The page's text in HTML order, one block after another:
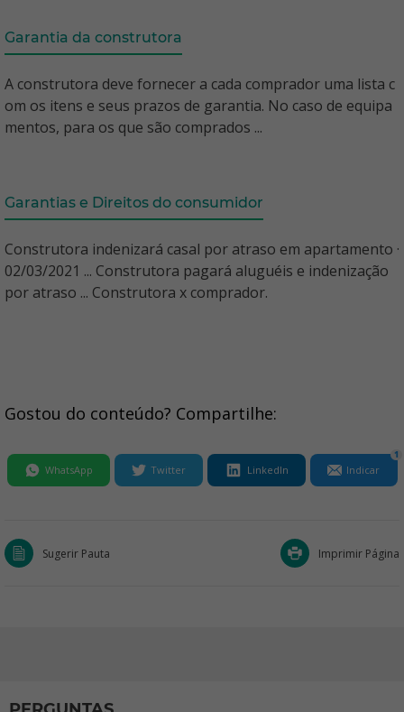
Garantia da construtora
A construtora deve fornecer a cada comprador uma lista c
om os itens e seus prazos de garantia. No caso de equipa
mentos, para os que são comprados ...
Garantias e Direitos do consumidor
Construtora indenizará casal por atraso em apartamento ·
02/03/2021 ... Construtora pagará aluguéis e indenização
por atraso ... Construtora x comprador.
Gostou do conteúdo? Compartilhe:
WhatsApp Twitter LinkedIn Indicar
1
Sugerir Pauta Imprimir Página